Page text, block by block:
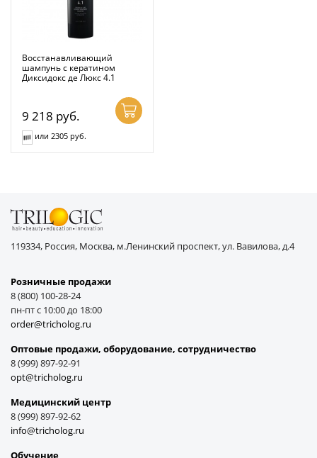
Восстанавливающий
шампунь с кератином
Диксидокс де Люкс 4.1
9 218 руб.
или 2305 руб.
119334, Россия, Москва, м.Ленинский проспект, ул. Вавилова, д.4
Розничные продажи
8 (800) 100-28-24
пн-пт с 10:00 до 18:00
order@tricholog.ru
Оптовые продажи, оборудование, cотрудничество
8 (999) 897-92-91
opt@tricholog.ru
Медицинский центр
8 (999) 897-92-62
info@tricholog.ru